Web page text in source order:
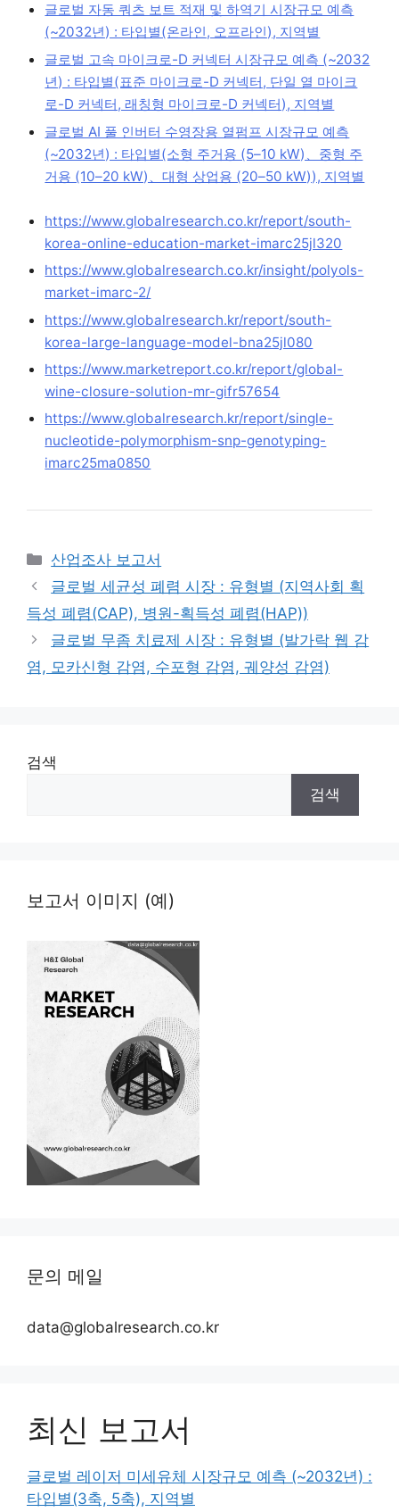
글로벌 자동 쿼츠 보트 적재 및 하역기 시장규모 예측
(~2032년) : 타입별(온라인, 오프라인), 지역별
글로벌 고속 마이크로-D 커넥터 시장규모 예측 (~2032
년) : 타입별(표준 마이크로-D 커넥터, 단일 열 마이크
로-D 커넥터, 래칭형 마이크로-D 커넥터), 지역별
글로벌 AI 풀 인버터 수영장용 열펌프 시장규모 예측
(~2032년) : 타입별(소형 주거용 (5–10 kW)、중형 주
거용 (10–20 kW)、대형 상업용 (20–50 kW)), 지역별
https://www.globalresearch.co.kr/report/south-
korea-online-education-market-imarc25jl320
https://www.globalresearch.co.kr/insight/polyols-
market-imarc-2/
https://www.globalresearch.kr/report/south-
korea-large-language-model-bna25jl080
https://www.marketreport.co.kr/report/global-
wine-closure-solution-mr-gifr57654
https://www.globalresearch.kr/report/single-
nucleotide-polymorphism-snp-genotyping-
imarc25ma0850
Categories
산업조사 보고서
글로벌 세균성 폐렴 시장 : 유형별 (지역사회 획
득성 폐렴(CAP), 병원-획득성 폐렴(HAP))
글로벌 무좀 치료제 시장 : 유형별 (발가락 웹 감
염, 모카신형 감염, 수포형 감염, 궤양성 감염)
검색
검색
보고서 이미지 (예)
문의 메일
data@globalresearch.co.kr
최신 보고서
글로벌 레이저 미세유체 시장규모 예측 (~2032년) :
타입별(3축, 5축), 지역별